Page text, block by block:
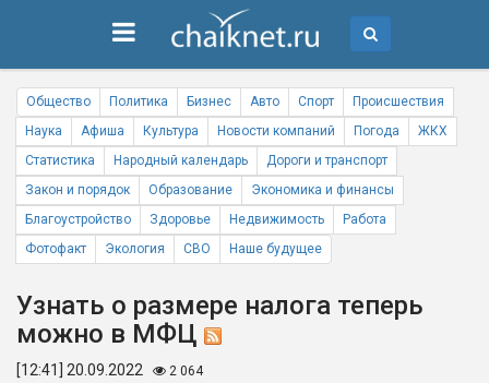
Общество Политика Бизнес Авто Спорт
Происшествия
Наука
Афиша Культура Новости компаний Погода
ЖКХ
Статистика
Народный календарь
Дороги и транспорт
Закон и порядок
Образование
Экономика и финансы
Благоустройство
Здоровье Недвижимость
Работа
Фотофакт
Экология СВО Наше будущее
Узнать о размере налога теперь
можно в МФЦ
[12:41] 20.09.2022 2 064